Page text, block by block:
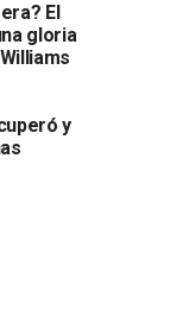
El
gloria
y